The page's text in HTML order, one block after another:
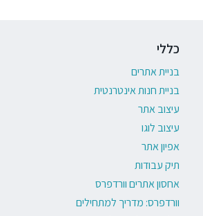
כללי
בניית אתרים
בניית חנות אינטרנטית
עיצוב אתר
עיצוב לוגו
אפיון אתר
תיק עבודות
אחסון אתרים וורדפרס
וורדפרס: מדריך למתחילים